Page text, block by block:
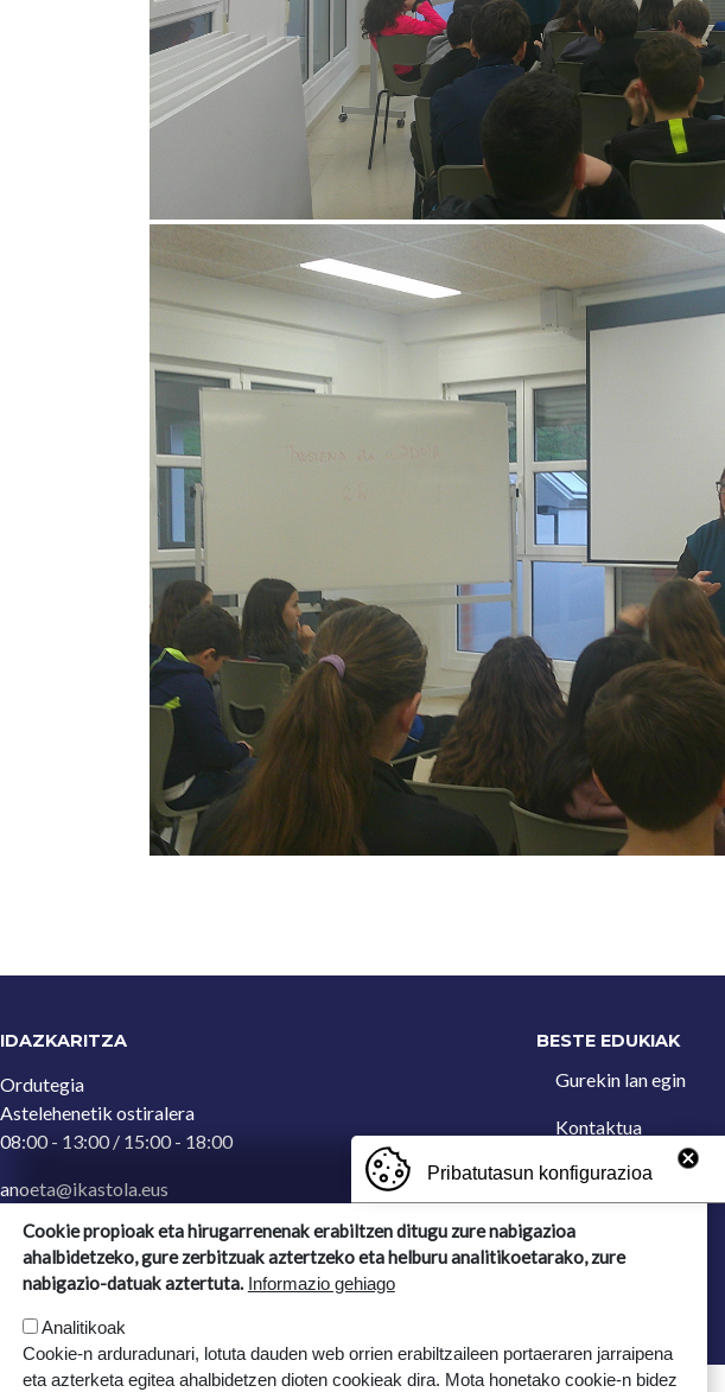
IDAZKARITZA
Ordutegia
Astelehenetik ostiralera
08:00 - 13:00 / 15:00 - 18:00
anoeta@ikastola.eus
Ergoien, 5
20270, Anoeta, Gipuzkoa
BESTE EDUKIAK
Gurekin lan egin
Kontaktua
Iradokizun postontzia
Pribatutasun konfigurazioa
Cookie propioak eta hirugarrenenak erabiltzen ditugu zure nabigazioa
ahalbidetzeko, gure zerbitzuak aztertzeko eta helburu analitikoetarako, zure
nabigazio-datuak aztertuta. Informazio gehiago
Analitikoak
Cookie-n arduradunari, lotuta dauden web orrien erabiltzaileen portaeraren jarraipena
eta azterketa egitea ahalbidetzen dioten cookieak dira. Mota honetako cookie-n bidez